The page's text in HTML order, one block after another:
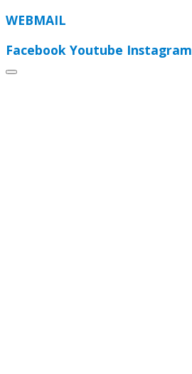
WEBMAIL
Facebook Youtube Instagram